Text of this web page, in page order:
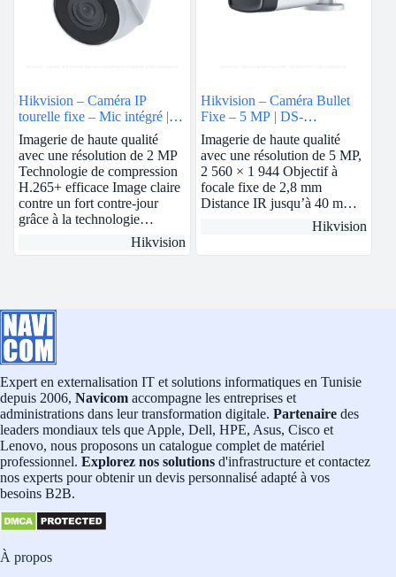
Hikvision – Caméra IP
tourelle fixe – Mic intégré | 2
MP | 2.8mm | DS-
2CD1323G0-IUF
Imagerie de haute qualité
avec une résolution de 2 MP
Technologie de compression
H.265+ efficace Image claire
contre un fort contre-jour
grâce à la technologie…
Hikvision
Hikvision – Caméra Bullet
Fixe – 5 MP | DS-
2CE17H0T-IT3F
Imagerie de haute qualité
avec une résolution de 5 MP,
2 560 × 1 944 Objectif à
focale fixe de 2,8 mm
Distance IR jusqu’à 40 m…
Hikvision
Expert en externalisation IT et solutions informatiques en Tunisie
depuis 2006, Navicom accompagne les entreprises et
administrations dans leur transformation digitale. Partenaire des
leaders mondiaux tels que Apple, Dell, HPE, Asus, Cisco et
Lenovo, nous proposons un catalogue complet de matériel
professionnel. Explorez nos solutions d'infrastructure et contactez
nos experts pour obtenir un devis personnalisé adapté à vos
besoins B2B.
À propos